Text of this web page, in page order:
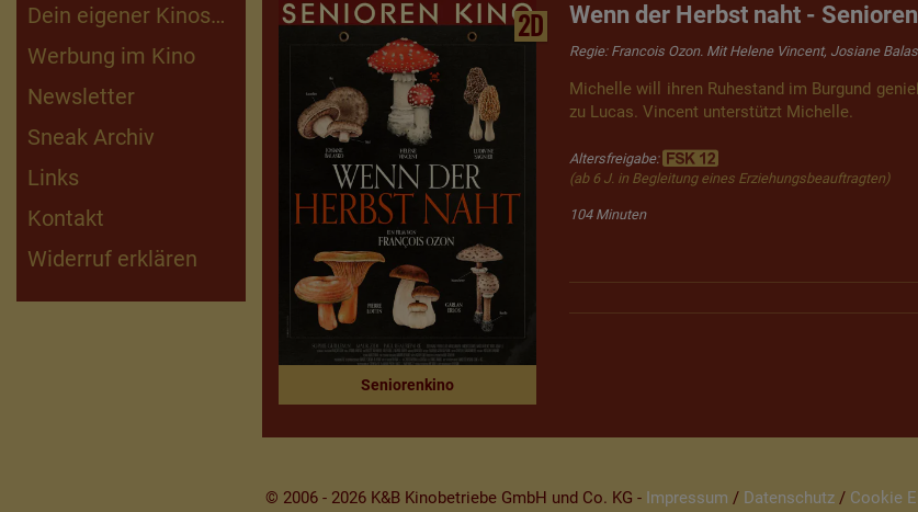
Dein eigener Kinosaal
Kinderfilmarchiv
Werbung im Kino
Newsletter
Sneak Archiv
Links
Kontakt
Widerruf erklären
2D
Seniorenkino
Wenn der Herbst naht -
Regie: Francois Ozon. Mit Helene Vincent, Josiane
Michelle will ihren Ruhestand im Burgund
zu Lucas. Vincent unterstützt Michelle.
Altersfreigabe:
(ab 6 J. in Begleitung eines Erziehungsbeauftragten)
104 Minuten
© 2006 - 2026 K&B Kinobetriebe GmbH und Co. KG - Impressum / Datenschutz / Cookie